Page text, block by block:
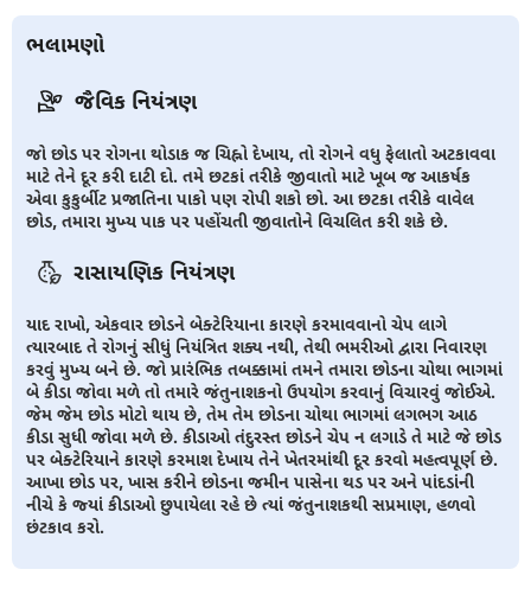
ભલામણો
જૈવિક નિયંત્રણ
જો છોડ પર રોગના થોડાક જ ચિહ્નો દેખાય, તો રોગને વધુ ફેલાતો અટકાવવા
માટે તેને દૂર કરી દાટી દો. તમે છટકાં તરીકે જીવાતો માટે ખૂબ જ આકર્ષક
એવા કુકુર્બીટ પ્રજાતિના પાકો પણ રોપી શકો છો. આ છટકા તરીકે વાવેલ
છોડ, તમારા મુખ્ય પાક પર પહોંચતી જીવાતોને વિચલિત કરી શકે છે.
રાસાયણિક નિયંત્રણ
યાદ રાખો, એકવાર છોડને બેક્ટેરિયાના કારણે કરમાવવાનો ચેપ લાગે
ત્યારબાદ તે રોગનું સીધું નિયંત્રિત શક્ય નથી, તેથી ભમરીઓ દ્વારા નિવારણ
કરવું મુખ્ય બને છે. જો પ્રારંભિક તબક્કામાં તમને તમારા છોડના ચોથા ભાગમાં
બે કીડા જોવા મળે તો તમારે જંતુનાશકનો ઉપયોગ કરવાનું વિચારવું જોઈએ.
જેમ જેમ છોડ મોટો થાય છે, તેમ તેમ છોડના ચોથા ભાગમાં લગભગ આઠ
કીડા સુધી જોવા મળે છે. કીડાઓ તંદુરસ્ત છોડને ચેપ ન લગાડે તે માટે જે છોડ
પર બેક્ટેરિયાને કારણે કરમાશ દેખાય તેને ખેતરમાંથી દૂર કરવો મહત્વપૂર્ણ છે.
આખા છોડ પર, ખાસ કરીને છોડના જમીન પાસેના થડ પર અને પાંદડાંની
નીચે કે જ્યાં કીડાઓ છુપાયેલા રહે છે ત્યાં જંતુનાશકથી સપ્રમાણ, હળવો
છંટકાવ કરો.